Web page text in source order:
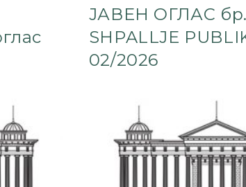
ЈАВЕН ОГЛАС
SHPALLJE
02/2026